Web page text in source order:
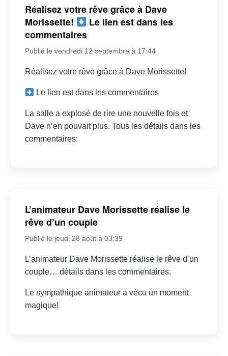
Réalisez votre rêve grâce à Dave
Morissette!
Le lien est dans les
commentaires
Publié le vendredi 12 septembre à 17:44
Réalisez votre rêve grâce à Dave Morissette!
Le lien est dans les commentaires
La salle a explosé de rire une nouvelle fois et
Dave n’en pouvait plus. Tous les détails dans les
commentaires:
L’animateur Dave Morissette réalise le
rêve d’un couple
Publié le jeudi 28 août à 03:39
L’animateur Dave Morissette réalise le rêve d’un
couple… détails dans les commentaires.
Le sympathique animateur a vécu un moment
magique!